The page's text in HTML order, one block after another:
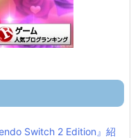
Switch 2 Edition』紹